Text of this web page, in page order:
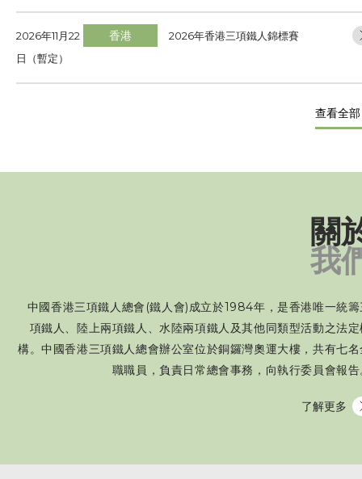
聯絡我們
2026年11月22
日（暫定）
香港 2026年香港三項鐵人錦標賽
查看全部
關
我
中國香港三項鐵人總會(鐵人會)成立於1984年，是香港唯一統
項鐵人、陸上兩項鐵人、水陸兩項鐵人及其他同類型活動之法
構。中國香港三項鐵人總會辦公室位於銅鑼灣奧運大樓，共有七
職職員，負責日常總會事務，向執行委員會報
了解更多